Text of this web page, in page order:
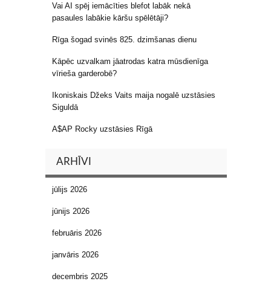
Vai AI spēj iemācīties blefot labāk nekā
pasaules labākie kāršu spēlētāji?
Rīga šogad svinēs 825. dzimšanas dienu
Kāpēc uzvalkam jāatrodas katra mūsdienīga
vīrieša garderobē?
Ikoniskais Džeks Vaits maija nogalē uzstāsies
Siguldā
A$AP Rocky uzstāsies Rīgā
ARHĪVI
jūlijs 2026
jūnijs 2026
februāris 2026
janvāris 2026
decembris 2025